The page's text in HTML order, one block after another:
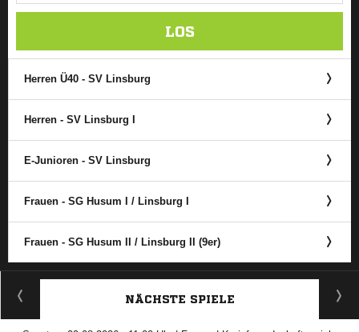
LOS
Herren Ü40 - SV Linsburg
Herren - SV Linsburg I
E-Junioren - SV Linsburg
Frauen - SG Husum I /​ Linsburg I
Frauen - SG Husum II /​ Linsburg II (9er)
ANZEIGE
NÄCHSTE SPIELE